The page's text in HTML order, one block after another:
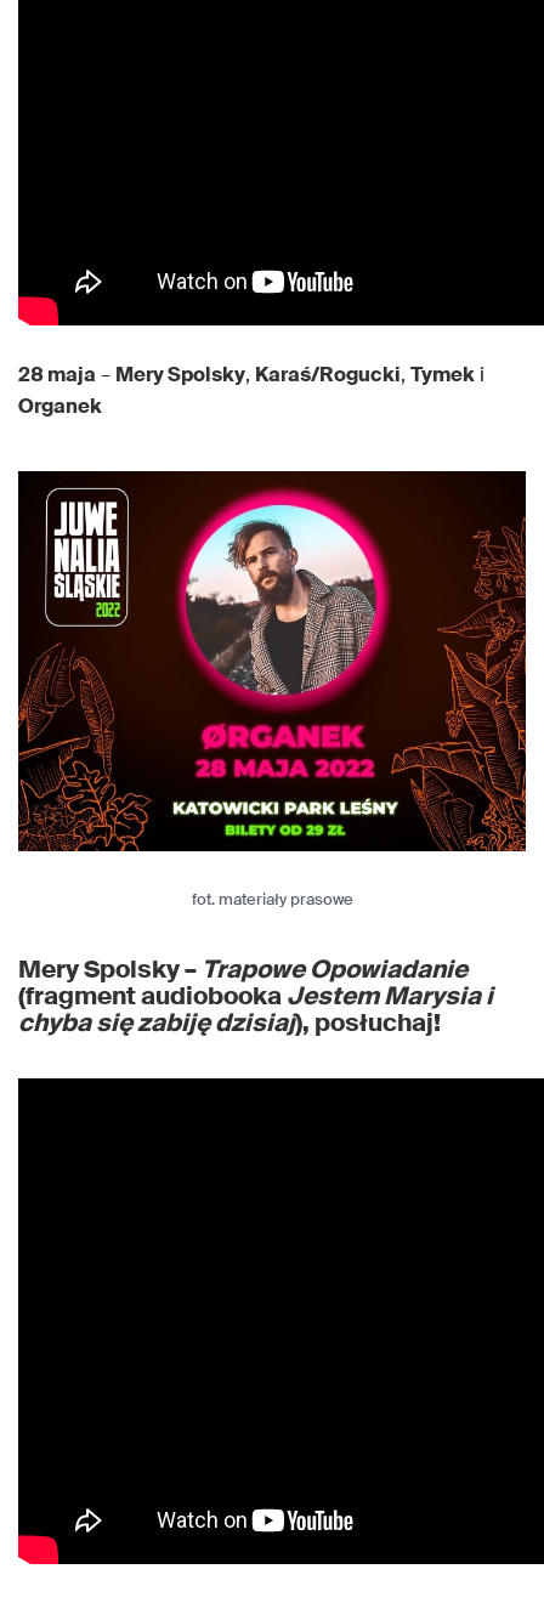
28 maja – Mery Spolsky, Karaś/Rogucki, Tymek i
Organek
fot. materiały prasowe
Mery Spolsky – Trapowe Opowiadanie
(fragment audiobookaJestem Marysia i
chyba się zabiję dzisiaj), posłuchaj!